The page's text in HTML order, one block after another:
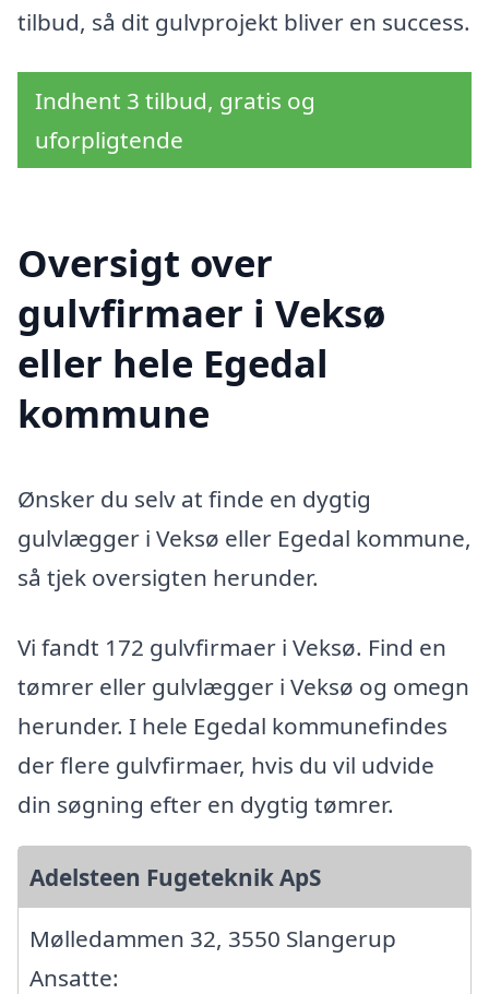
tilbud, så dit gulvprojekt bliver en success.
Indhent 3 tilbud, gratis og
uforpligtende
Oversigt over
gulvfirmaer i Veksø
eller hele Egedal
kommune
Ønsker du selv at finde en dygtig
gulvlægger i Veksø eller Egedal kommune,
så tjek oversigten herunder.
Vi fandt 172 gulvfirmaer i Veksø. Find en
tømrer eller gulvlægger i Veksø og omegn
herunder. I hele Egedal kommunefindes
der flere gulvfirmaer, hvis du vil udvide
din søgning efter en dygtig tømrer.
Adelsteen Fugeteknik ApS
Mølledammen 32, 3550 Slangerup
Ansatte: